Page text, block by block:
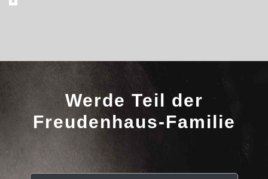
Werde Teil der
Freudenhaus-Familie